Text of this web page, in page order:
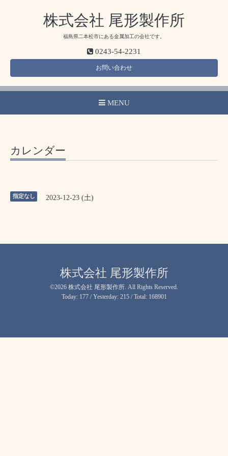
株式会社 尾形製作所
福島県二本松市にある金属加工の会社です。
0243-54-2231
お問い合わせ
MENU
カレンダー
指定なし 2023-12-23 (土)
株式会社 尾形製作所
©2026 株式会社 尾形製作所 . All Rights Reserved.
Today: 177/ Yesterday: 215/ Total: 168901